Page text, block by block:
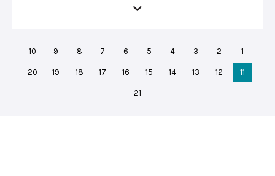
1
2
3
4
5
6
7
8
9
10
11
12
13
14
15
16
17
18
19
20
21